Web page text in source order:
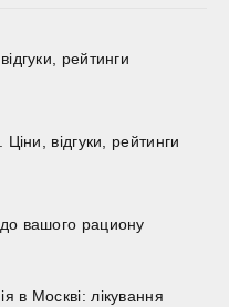
рейтинги
Ціни, відгуки, рейтинги
вашого рациону
в Москві: лікування